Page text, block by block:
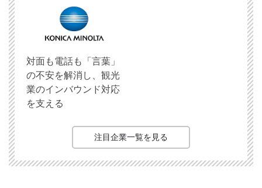
対面も電話も「言葉」
の不安を解消し、観光
業のインバウンド対応
を支える
注目企業一覧を見る